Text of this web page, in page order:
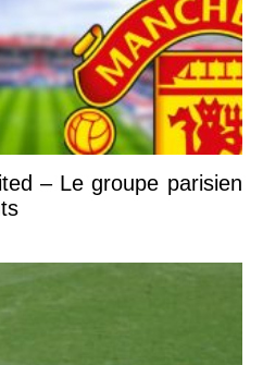
– Le groupe parisien